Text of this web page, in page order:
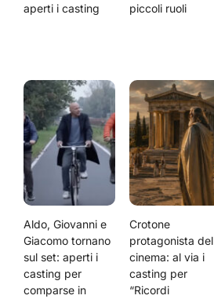
aperti i casting
piccoli ruoli
Aldo, Giovanni e
Giacomo tornano
sul set: aperti i
casting per
comparse in
Crotone
protagonista del
cinema: al via i
casting per
“Ricordi